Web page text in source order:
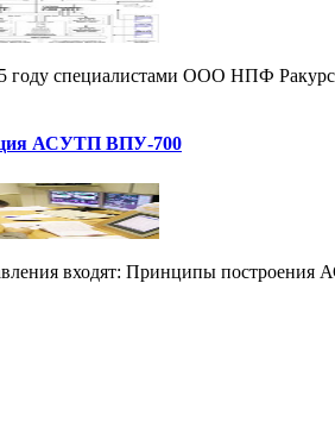
году специалистами ООО НПФ Ракурс
АСУТП ВПУ-700
входят: Принципы